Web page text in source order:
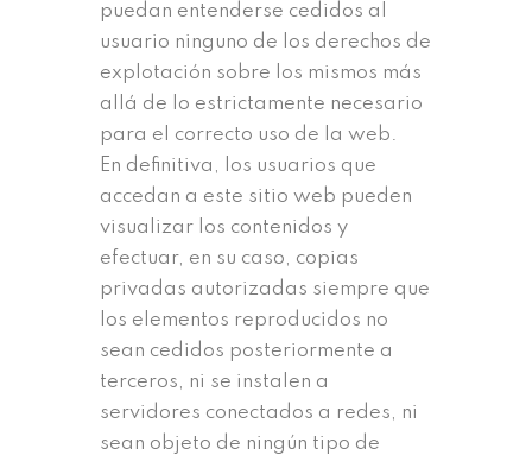
puedan entenderse cedidos al
usuario ninguno de los derechos de
explotación sobre los mismos más
allá de lo estrictamente necesario
para el correcto uso de la web.
En definitiva, los usuarios que
accedan a este sitio web pueden
visualizar los contenidos y
efectuar, en su caso, copias
privadas autorizadas siempre que
los elementos reproducidos no
sean cedidos posteriormente a
terceros, ni se instalen a
servidores conectados a redes, ni
sean objeto de ningún tipo de